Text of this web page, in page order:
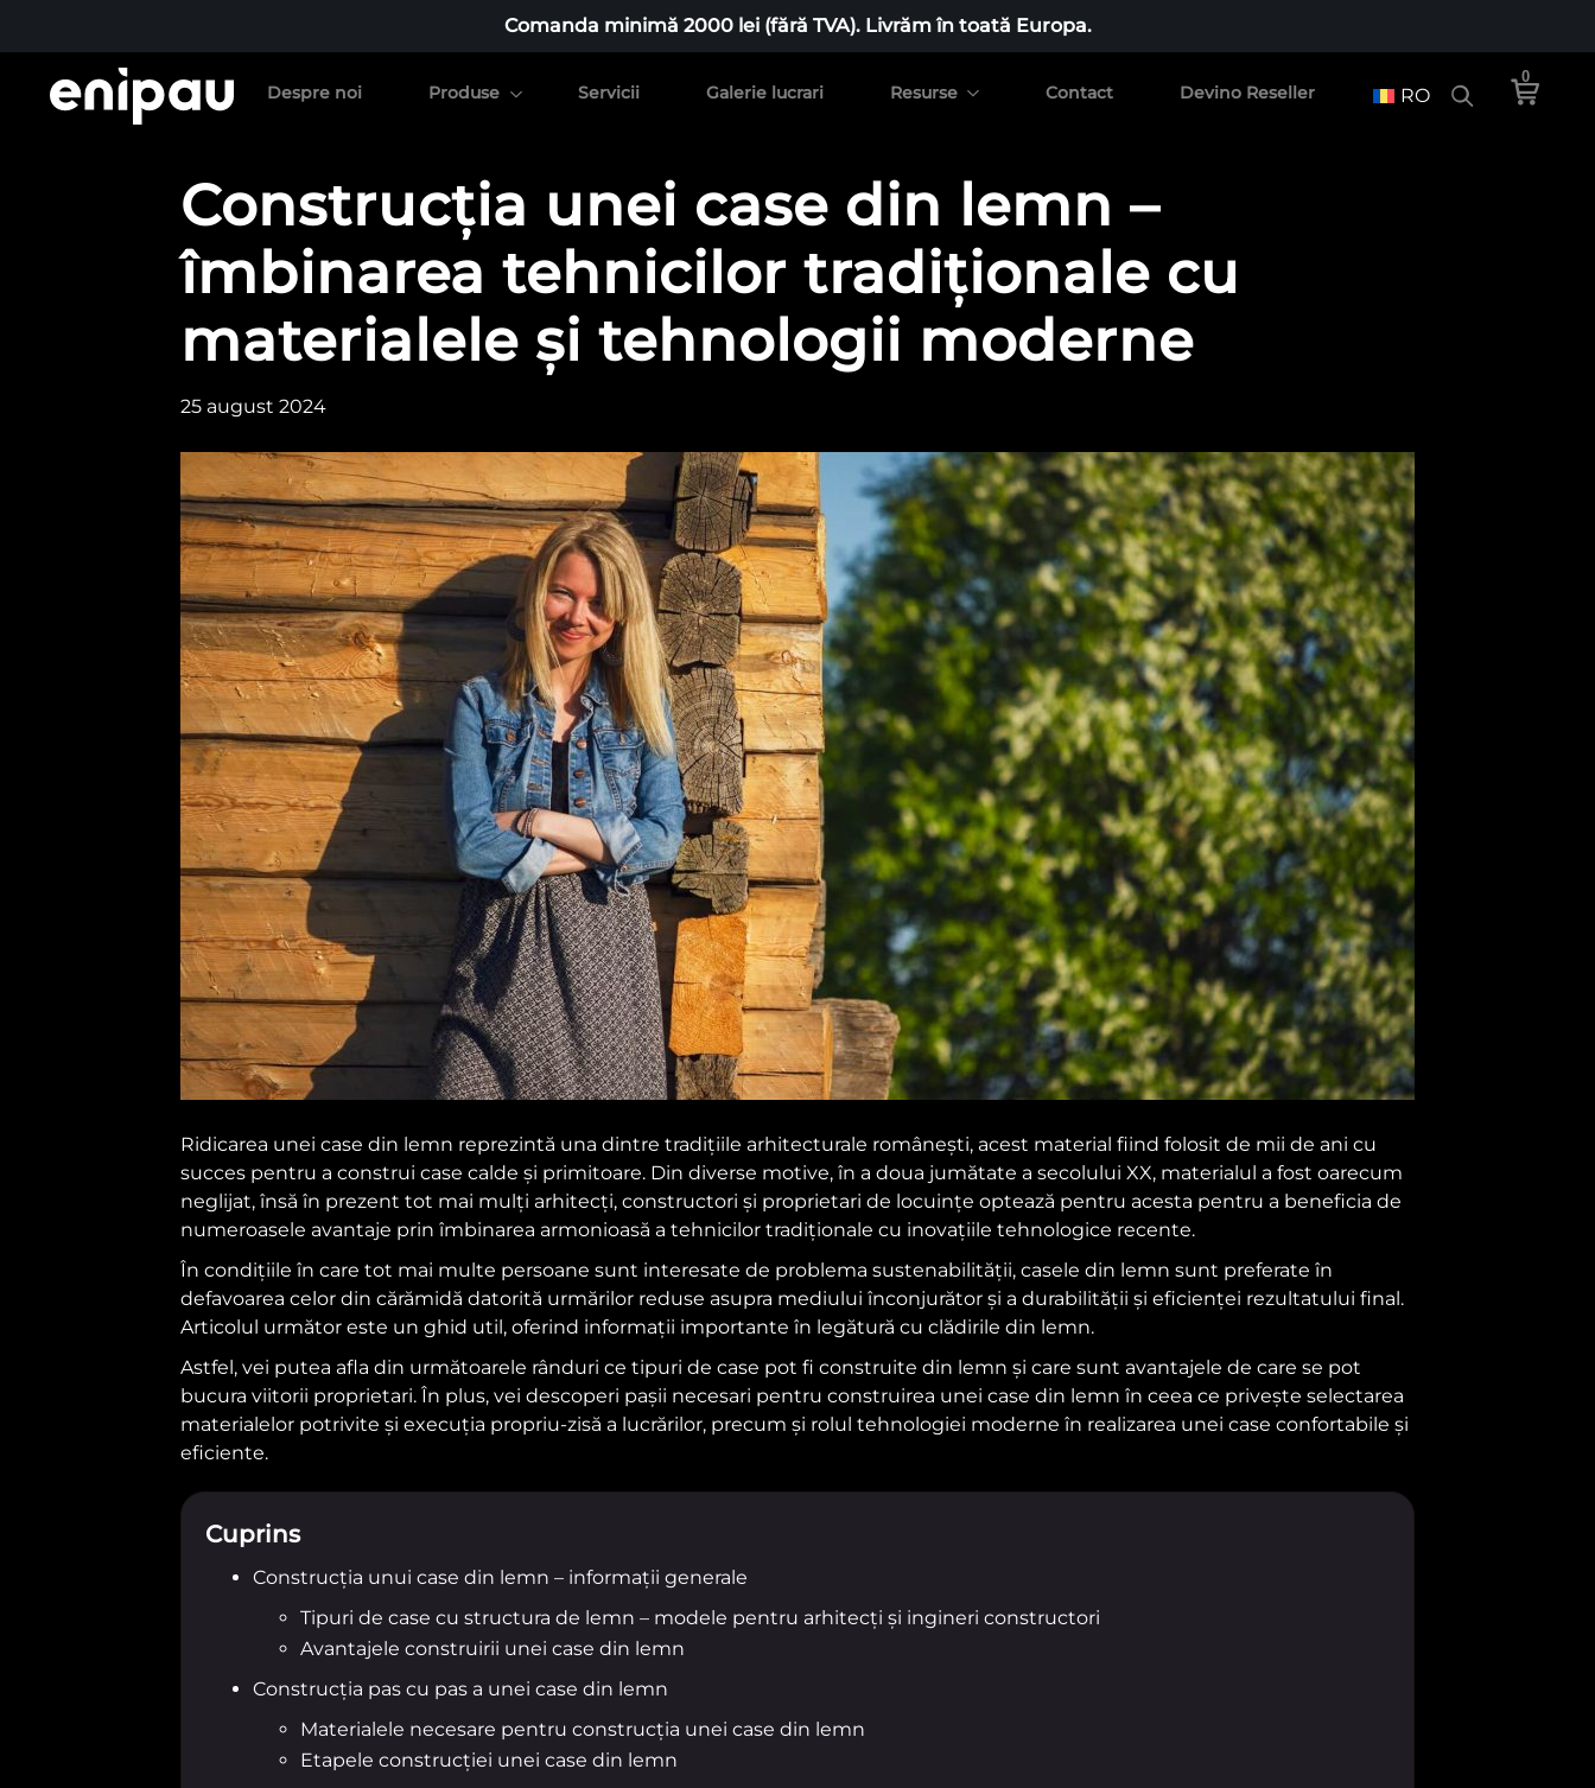
Comanda minimă 2000 lei (fără TVA). Livrăm în toată Europa.
Despre noi Produse Servicii Galerie lucrari Resurse Contact Devino Reseller RO
0
Construcția unei case din lemn –
îmbinarea tehnicilor tradiționale cu
materialele și tehnologii moderne
25 august 2024
Ridicarea unei case din lemn reprezintă una dintre tradițiile arhitecturale românești, acest material fiind folosit de mii de ani cu
succes pentru a construi case calde și primitoare. Din diverse motive, în a doua jumătate a secolului XX, materialul a fost oarecum
neglijat, însă în prezent tot mai mulți arhitecți, constructori și proprietari de locuințe optează pentru acesta pentru a beneficia de
numeroasele avantaje prin îmbinarea armonioasă a tehnicilor tradiționale cu inovațiile tehnologice recente.
În condițiile în care tot mai multe persoane sunt interesate de problema sustenabilității, casele din lemn sunt preferate în
defavoarea celor din cărămidă datorită urmărilor reduse asupra mediului înconjurător și a durabilității și eficienței rezultatului final.
Articolul următor este un ghid util, oferind informații importante în legătură cu clădirile din lemn.
Astfel, vei putea afla din următoarele rânduri ce tipuri de case pot fi construite din lemn și care sunt avantajele de care se pot
bucura viitorii proprietari. În plus, vei descoperi pașii necesari pentru construirea unei case din lemn în ceea ce privește selectarea
materialelor potrivite și execuția propriu-zisă a lucrărilor, precum și rolul tehnologiei moderne în realizarea unei case confortabile și
eficiente.
Cuprins
Construcția unui case din lemn – informații generale
Tipuri de case cu structura de lemn – modele pentru arhitecți și ingineri constructori
Avantajele construirii unei case din lemn
Construcția pas cu pas a unei case din lemn
Materialele necesare pentru construcția unei case din lemn
Etapele construcției unei case din lemn